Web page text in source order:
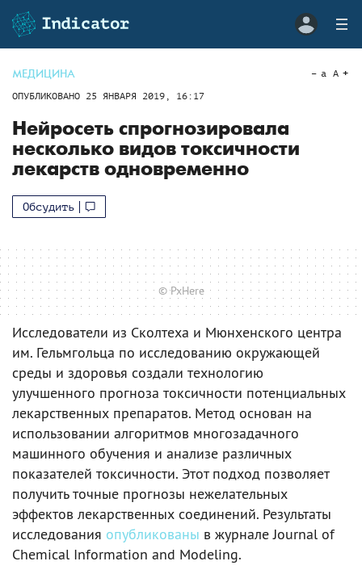
МЕДИЦИНА
ОПУБЛИКОВАНО 25 ЯНВАРЯ 2019, 16:17
a A
Нейросеть спрогнозировала
несколько видов токсичности
лекарств одновременно
Обсудить
© PxHere
Исследователи из Сколтеха и Мюнхенского центра
им. Гельмгольца по исследованию окружающей
среды и здоровья создали технологию
улучшенного прогноза токсичности потенциальных
лекарственных препаратов. Метод основан на
использовании алгоритмов многозадачного
машинного обучения и анализе различных
показателей токсичности. Этот подход позволяет
получить точные прогнозы нежелательных
эффектов лекарственных соединений. Результаты
исследования опубликованы в журнале Journal of
Chemical Information and Modeling.